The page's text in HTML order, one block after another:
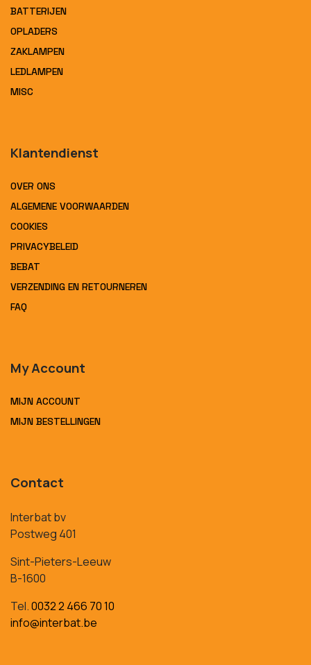
BATTERIJEN
OPLADERS
ZAKLAMPEN
LEDLAMPEN
MISC
Klantendienst
OVER ONS
ALGEMENE VOORWAARDEN
COOKIES
PRIVACYBELEID
BEBAT
VERZENDING EN RETOURNEREN
FAQ
My Account
MIJN ACCOUNT
MIJN BESTELLINGEN
Contact
Interbat bv
Postweg 401
Sint-Pieters-Leeuw
B-1600
Tel.0032 2 466 70 10
info@interbat.be